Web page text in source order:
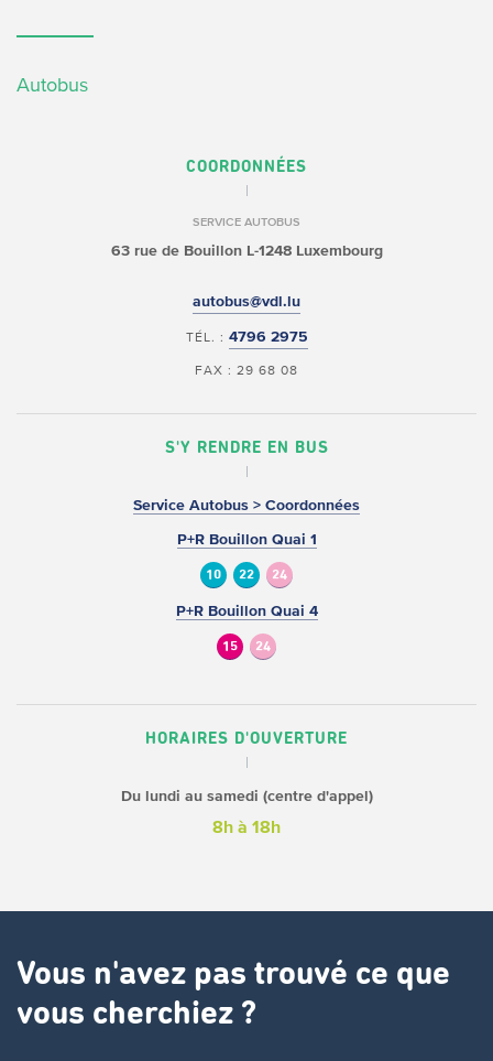
Autobus
COORDONNÉES
SERVICE AUTOBUS
63 rue de BouillonL-1248 Luxembourg
autobus@vdl.lu
TÉL. : 4796 2975
FAX : 29 68 08
S'Y RENDRE EN BUS
Service Autobus > Coordonnées
P+R Bouillon Quai 1
10 22 24
P+R Bouillon Quai 4
15 24
HORAIRES D'OUVERTURE
Du lundi au samedi (centre d'appel)
8h à 18h
Vous n'avez pas trouvé ce que
vous cherchiez ?